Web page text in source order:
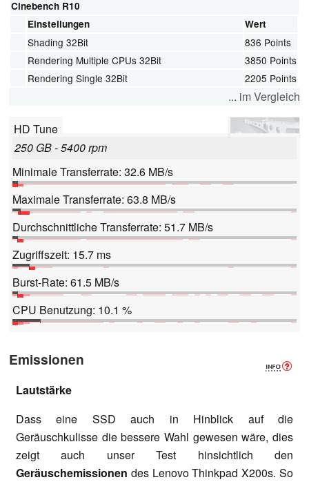
Cinebench R10
Einstellungen
Wert
Shading 32Bit
836 Points
Rendering Multiple CPUs 32Bit
3850 Points
Rendering Single 32Bit
2205 Points
... im Vergleich
HD Tune
250 GB - 5400 rpm
Minimale Transferrate: 32.6 MB/s
Maximale Transferrate: 63.8 MB/s
Durchschnittliche Transferrate: 51.7 MB/s
Zugriffszeit: 15.7 ms
Burst-Rate: 61.5 MB/s
CPU Benutzung: 10.1 %
Emissionen
Lautstärke
Dass eine SSD auch in Hinblick auf die
Geräuschkulisse die bessere Wahl gewesen wäre, dies
zeigt auch unser Test hinsichtlich den
Geräuschemissionen des Lenovo Thinkpad X200s. So